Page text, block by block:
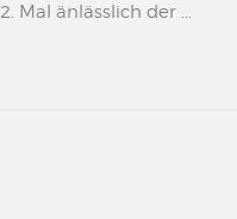
Mal änlässlich der ...